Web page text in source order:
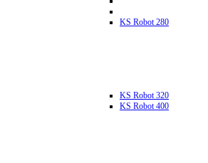
KS Robot 280
KS Robot 320
KS Robot 400